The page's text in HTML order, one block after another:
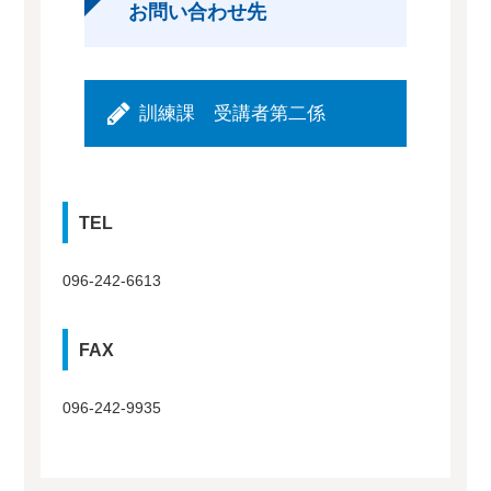
お問い合わせ先
訓練課 受講者第二係
TEL
096-242-6613
FAX
096-242-9935